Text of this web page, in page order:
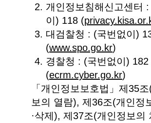
개인정보침해신고센터 :
이) 118 (
대검찰청 : (국번없이)
(www.spo.go.kr)
경찰청 : (국번없이) 182
(ecrm.cyber.go.kr)
「개인정보보호법」제35
보의 열람), 제36조(개인정
·삭제), 제37조(개인정보의